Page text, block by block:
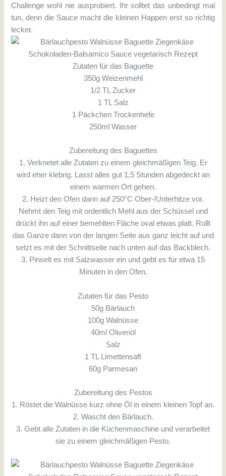
Challenge wohl nie ausprobiert. Ihr solltet das unbedingt mal
tun, denn die Sauce macht die kleinen Happen erst so richtig
lecker.
Zutaten für das Baguette
350g Weizenmehl
1/2 TL Zucker
1 TL Salz
1 Päckchen Trockenhefe
250ml Wasser
Zubereitung des Baguettes
1. Verknetet alle Zutaten zu einem gleichmäßigen Teig. Er
wird eher klebrig. Lasst alles gut 1,5 Stunden abgedeckt an
einem warmen Ort gehen.
2. Heizt den Ofen dann auf 250°C Ober-/Unterhitze vor.
Nehmt den Teig mit ordentlich Mehl aus der Schüssel und
drückt ihn auf einer bemehlten Fläche oval etwas platt. Rollt
das Ganze dann von der langen Seite aus ganz leicht auf und
setzt es mit der Schnittseite nach unten auf das Backblech.
3. Pinselt es mit Salzwasser ein und gebt es für etwa 15
Minuten in den Ofen.
Zutaten für das Pesto
50g Bärlauch
100g Walnüsse
40ml Olivenöl
Salz
1 TL Limettensaft
60g Parmesan
Zubereitung des Pestos
1. Röstet die Walnüsse kurz ohne Öl in einem kleinen Topf an.
2. Wascht den Bärlauch.
3. Gebt alle Zutaten in die Küchenmaschine und verarbeitet
sie zu einem gleichmäßigen Pesto.